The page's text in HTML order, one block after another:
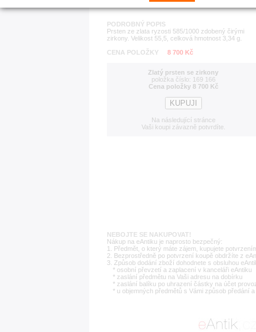
PODROBNÝ POPIS
Prsten ze zlata ryzosti 585/1000 zdobený čirými
zirkony. Velikost 55,5, celková hmotnost 3,34 g.
CENA POLOŽKY
8 700 Kč
Zlatý prsten se zirkony
položka číslo: 169 166
Cena položky 8 700 Kč
Na následující stránce
Vaši koupi závazně potvrdíte.
NEBOJTE SE NAKUPOVAT!
Nákup na eAntiku je naprosto bezpečný:
1. Předmět, o který máte zájem, kupujete
2. Bezprostředně po potvrzení koupě obdržíte z
3. Způsob dodání zboží dohodnete s obsluhou
* osobní převzetí a zaplacení v kanceláři eAntiku
* zaslání předmětu na Vaši adresu na dobírku
* zaslání balíku po uhrazení částky na účet
* u objemných předmětů s Vámi způsob předání